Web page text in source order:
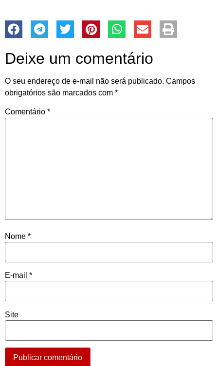
Deixe um comentário
O seu endereço de e-mail não será publicado. Campos
obrigatórios são marcados com *
Comentário *
Nome *
E-mail *
Site